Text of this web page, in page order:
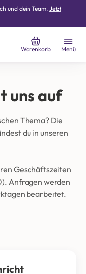
und dein Team. Jetzt
Warenkorb Menü
uns auf
Thema? Die
du in unseren
Geschäftszeiten
Anfragen werden
bearbeitet.